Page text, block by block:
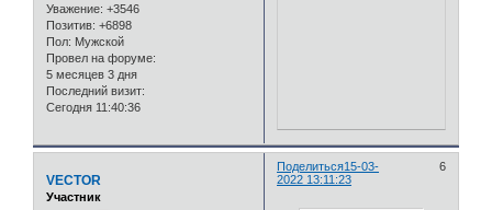
Уважение: +3546
Позитив: +6898
Пол: Мужской
Провел на форуме:
5 месяцев 3 дня
Последний визит:
Сегодня 11:40:36
Поделиться 6
15-03-
2022 13:11:23
VECTOR
Участник